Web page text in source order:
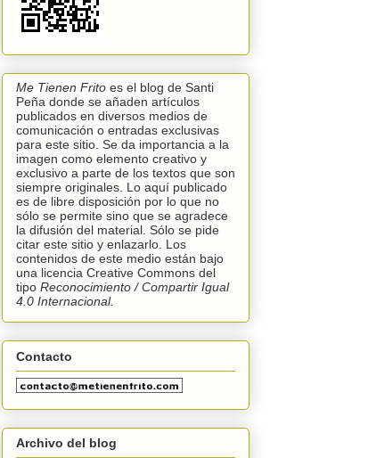
Me Tienen Frito es el blog de Santi
Peña donde se añaden artículos
publicados en diversos medios de
comunicación o entradas exclusivas
para este sitio. Se da importancia a la
imagen como elemento creativo y
exclusivo a parte de los textos que son
siempre originales. Lo aquí publicado
es de libre disposición por lo que no
sólo se permite sino que se agradece
la difusión del material. Sólo se pide
citar este sitio y enlazarlo. Los
contenidos de este medio están bajo
una licencia Creative Commons del
tipo Reconocimiento /Compartir Igual
4.0 Internacional.
Contacto
Archivo del blog